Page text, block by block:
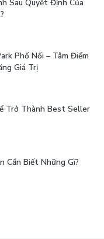
Sau Quyết Định Của
Phố Nối – Tâm Điểm
Giá Trị
Trở Thành Best Seller
Cần Biết Những Gì?